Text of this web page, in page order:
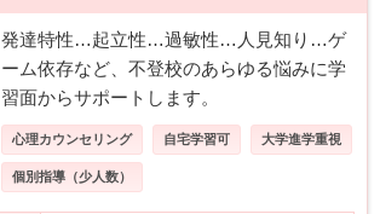
発達特性…起立性…過敏性…人見知り…ゲ
ーム依存など、不登校のあらゆる悩みに学
習面からサポートします。
心理カウンセリング 自宅学習可 大学進学重視
個別指導（少人数）